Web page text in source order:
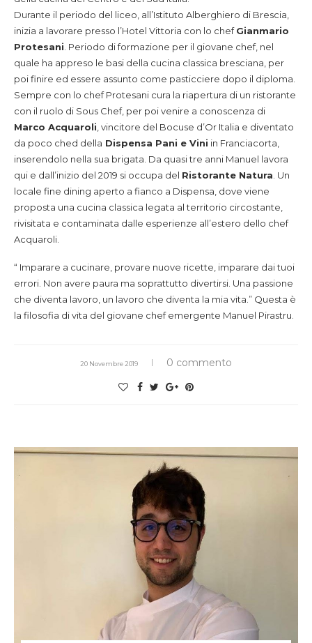
Durante il periodo del liceo, all’Istituto Alberghiero di Brescia,
inizia a lavorare presso l’Hotel Vittoria con lo chefGianmario
Protesani . Periodo di formazione per il giovane chef, nel
quale ha appreso le basi della cucina classica bresciana, per
poi finire ed essere assunto come pasticciere dopo il diploma.
Sempre con lo chef Protesani cura la riapertura di un ristorante
con il ruolo di Sous Chef, per poi venire a conoscenza di
Marco Acquaroli , vincitore del Bocuse d’Or Italia e diventato
da poco ched della Dispensa Pani e Vini in Franciacorta,
inserendolo nella sua brigata. Da quasi tre anni Manuel lavora
qui e dall’inizio del 2019 si occupa del Ristorante Natura . Un
locale fine dining aperto a fianco a Dispensa, dove viene
proposta una cucina classica legata al territorio circostante,
rivisitata e contaminata dalle esperienze all’estero dello chef
Acquaroli.
“ Imparare a cucinare, provare nuove ricette, imparare dai tuoi
errori. Non avere paura ma soprattutto divertirsi. Una passione
che diventa lavoro, un lavoro che diventa la mia vita.” Questa è
la filosofia di vita del giovane chef emergente Manuel Pirastru.
20 Novembre 2019 0 commento